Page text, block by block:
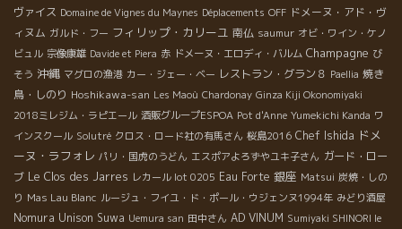
ヴァイス Domaine de Vignes du Maynes Déplacements OFF ドメーヌ・アド・ヴ
ィヌム ガルド・フー フィリップ・カリーユ 南仏 saumur オビ・ワイン・ケノ
ビュル 宗像康雄 Davide et Piera 赤 ドメーヌ・エロディ・バルム Champagne び
そう 沖縄 マグロの漁港 カー・ジェー・ベー レストラン・グラン８ Paellia 焼き
鳥・しのり Hoshikawa-san Les Maoù Chardonay Ginza Kiji Okonomiyaki
2018ミレジム・ラピエール 酒販グループESPOA Pot d'Anne Yumekichi Kanda ワ
インスクール Solutré クロス・ロード社の有馬さん 桜島2016 Chef Ishida ドメ
ーヌ・ラフォレ パリ・国虎のうどん エスポアよろずやユキ子さん ガード・ロー
ブ Le Clos des Jarres レカール lot 0205 Eau Forte 銀座 Matsui 炭焼・しの
り Mas Lau Blanc ルージュ・フイユ・ド・ポール・ウジェンヌ1994年 みどり酒屋
Nomura Unison Suwa Uemura san 田中さん AD VINUM Sumiyaki SHINORI le